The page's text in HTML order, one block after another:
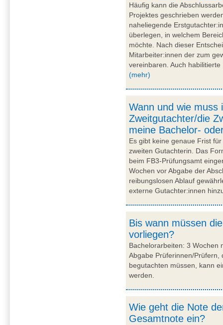
Häufig kann die
Projektes geschrieben
naheliegende
überlegen, in welchem
möchte. Nach dieser
Mitarbeiter:innen der zum
vereinbaren. Auch
(mehr)
Wann und wie muss
Zweitgutachter/die
meine Bachelor-
Es gibt keine genaue Frist
zweiten Gutachterin. Das
beim FB3-Prüfungsamt
Wochen vor Abgabe der
reibungslosen Ablauf
externe Gutachter:innen
Bis wann müssen
vorliegen?
Bachelorarbeiten: 3 Wochen
Abgabe Prüferinnen/Prüfern,
begutachten müssen, kann
werden.
Wie geht die Note
Gesamtnote ein?